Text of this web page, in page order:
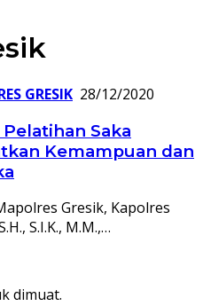
GRESIK 28/12/2020
Saka
Kemampuan dan
Gresik, Kapolres
S.I.K., M.M.,…
dimuat.